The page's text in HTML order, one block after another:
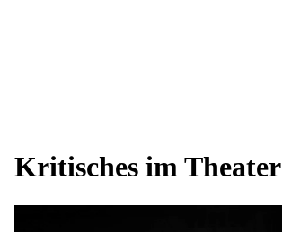
Kritisches im Theater